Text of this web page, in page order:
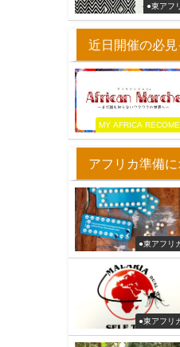
●東アフ
近日開催の必見
MY AFRICA
アフリカ準備
●東アフリ
●東アフリ